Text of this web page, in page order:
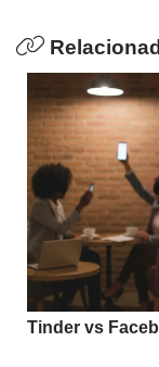
Tinder vs